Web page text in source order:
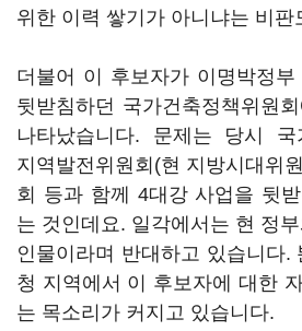
위한 이력 쌓기가 아니냐는 비판
더불어 이 후보자가 이명박정
뒷받침하던 국가건축정책위원
나타났습니다. 문제는 당시 국
지역발전위원회(현 지방시대위
회 등과 함께 4대강 사업을 뒷
는 것인데요. 일각에서는 현 정
인물이라며 반대하고 있습니다.
청 지역에서 이 후보자에 대한
는 목소리가 커지고 있습니다.